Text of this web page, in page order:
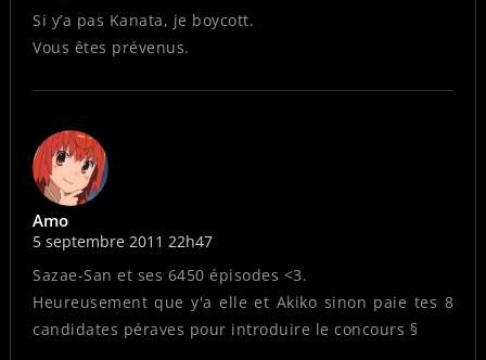
Si y’a pas Kanata, je boycott.
Vous êtes prévenus.
Amo
5 septembre 2011 22h47
Sazae-San et ses 6450 épisodes <3.
Heureusement que y'a elle et Akiko sinon paie tes 8
candidates péraves pour introduire le concours §